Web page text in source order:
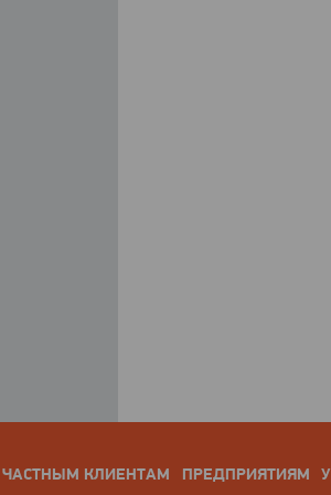
ЧАСТНЫМ КЛИЕНТАМ ПРЕДПРИЯТИЯМ